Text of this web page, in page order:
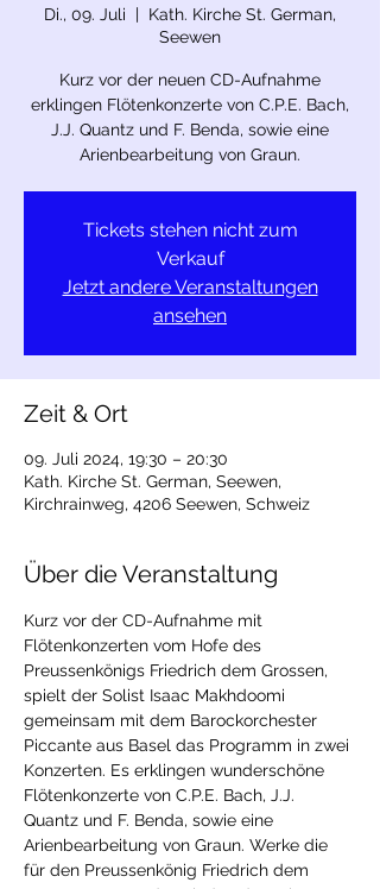
Di., 09. Juli
  |
Kath. Kirche St. German,
Seewen
Kurz vor der neuen CD-Aufnahme
erklingen Flötenkonzerte von C.P.E. Bach,
J.J. Quantz und F. Benda, sowie eine
Arienbearbeitung von Graun.
Tickets stehen nicht zum
Verkauf
Jetzt andere Veranstaltungen
ansehen
Zeit & Ort
09. Juli 2024, 19:30 – 20:30
Kath. Kirche St. German, Seewen,
Kirchrainweg, 4206 Seewen, Schweiz
Über die Veranstaltung
Kurz vor der CD-Aufnahme mit
Flötenkonzerten vom Hofe des
Preussenkönigs Friedrich dem Grossen,
spielt der Solist Isaac Makhdoomi
gemeinsam mit dem Barockorchester
Piccante aus Basel das Programm in zwei
Konzerten. Es erklingen wunderschöne
Flötenkonzerte von C.P.E. Bach, J.J.
Quantz und F. Benda, sowie eine
Arienbearbeitung von Graun. Werke die
für den Preussenkönig Friedrich dem